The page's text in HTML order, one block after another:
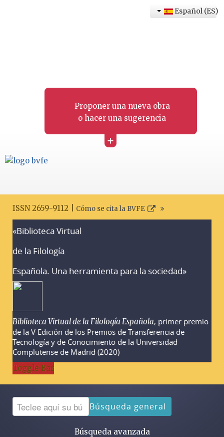
Proponer una nueva obra
o hacer una sugerencia
+
Español (ES)
ISSN 2659-9112 | Cómo se cita la BVFE
«Biblioteca Virtual
de la Filología
Española. Una herramienta para la sociedad»
Biblioteca Virtual de la Filología Española, primer premio
de la V Edición de los Premios de Transferencia de
Tecnología y de Conocimiento de la Universidad
Complutense de Madrid (2020)
Toggle Bar
Búsqueda general
Búsqueda avanzada